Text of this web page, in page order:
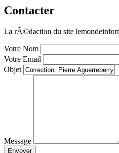
Contacter
La rÃ©daction du site
Votre Nom
Votre Email
Objet
Message